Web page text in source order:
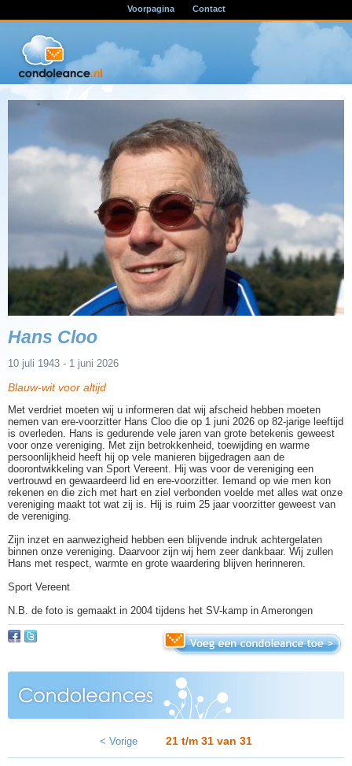
Voorpagina Contact
Hans Cloo
10 juli 1943 - 1 juni 2026
Blauw-wit voor altijd
Met verdriet moeten wij u informeren dat wij afscheid hebben moeten
nemen van ere-voorzitter Hans Cloo die op 1 juni 2026 op 82-jarige leeftijd
is overleden. Hans is gedurende vele jaren van grote betekenis geweest
voor onze vereniging. Met zijn betrokkenheid, toewijding en warme
persoonlijkheid heeft hij op vele manieren bijgedragen aan de
doorontwikkeling van Sport Vereent. Hij was voor de vereniging een
vertrouwd en gewaardeerd lid en ere-voorzitter. Iemand op wie men kon
rekenen en die zich met hart en ziel verbonden voelde met alles wat onze
vereniging maakt tot wat zij is. Hij is ruim 25 jaar voorzitter geweest van
de vereniging.
Zijn inzet en aanwezigheid hebben een blijvende indruk achtergelaten
binnen onze vereniging. Daarvoor zijn wij hem zeer dankbaar. Wij zullen
Hans met respect, warmte en grote waardering blijven herinneren.
Sport Vereent
N.B. de foto is gemaakt in 2004 tijdens het SV-kamp in Amerongen
< Vorige 21 t/m 31 van 31